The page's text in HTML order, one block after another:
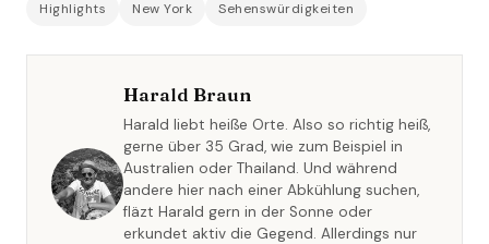
Highlights New York Sehenswürdigkeiten
Harald Braun
Harald liebt heiße Orte. Also so richtig heiß,
gerne über 35 Grad, wie zum Beispiel in
Australien oder Thailand. Und während
andere hier nach einer Abkühlung suchen,
fläzt Harald gern in der Sonne oder
erkundet aktiv die Gegend. Allerdings nur